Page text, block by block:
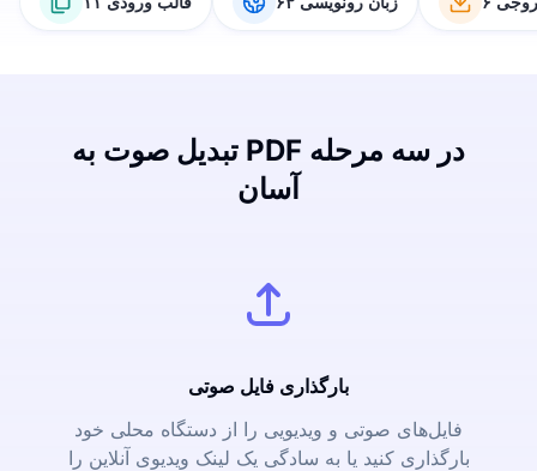
تبدیل صوت به PDF در سه مرحله
آسان
بارگذاری فایل صوتی
فایل‌های صوتی و ویدیویی را از دستگاه محلی خود
بارگذاری کنید یا به سادگی یک لینک ویدیوی آنلاین را